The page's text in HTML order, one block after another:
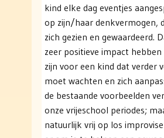
kind elke dag eventjes
op zijn/haar denkvermogen,
zich gezien en gewaardeerd.
zeer positieve impact hebben
zijn voor een kind dat verder
moet wachten en zich
de bestaande voorbeelden
onze vrijeschool periodes;
natuurlijk vrij op los